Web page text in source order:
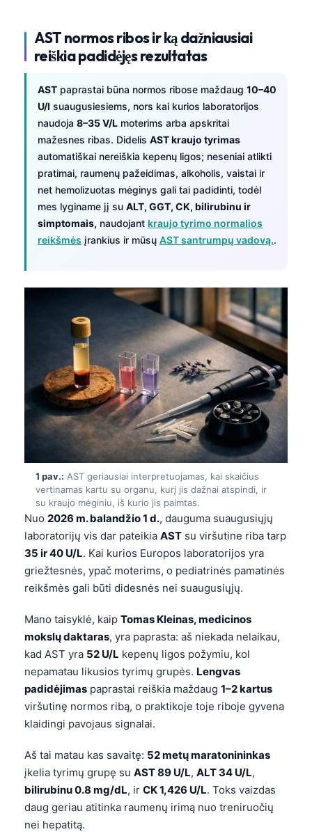
AST normos ribos ir ką dažniausiai
reiškia padidėjęs rezultatas
AST paprastai būna normos ribose maždaug 10–40
U/l suaugusiesiems, nors kai kurios laboratorijos
naudoja 8–35 V/L moterims arba apskritai
mažesnes ribas. Didelis AST kraujo tyrimas
automatiškai nereiškia kepenų ligos; neseniai atlikti
pratimai, raumenų pažeidimas, alkoholis, vaistai ir
net hemolizuotas mėginys gali tai padidinti, todėl
mes lyginame jį su ALT, GGT, CK, bilirubinu ir
simptomais, naudojant kraujo tyrimo normalios
reikšmės įrankius ir mūsų AST santrumpų vadovą..
1 pav.: AST geriausiai interpretuojamas, kai skaičius
vertinamas kartu su organu, kurį jis dažnai atspindi, ir
su kraujo mėginiu, iš kurio jis paimtas.
Nuo 2026 m. balandžio 1 d., dauguma suaugusiųjų
laboratorijų vis dar pateikia AST su viršutine riba tarp
35 ir 40 U/L. Kai kurios Europos laboratorijos yra
griežtesnės, ypač moterims, o pediatrinės pamatinės
reikšmės gali būti didesnės nei suaugusiųjų.
Mano taisyklė, kaip Tomas Kleinas, medicinos
mokslų daktaras, yra paprasta: aš niekada nelaikau,
kad AST yra 52 U/L kepenų ligos požymiu, kol
nepamatau likusios tyrimų grupės. Lengvas
padidėjimas paprastai reiškia maždaug 1–2 kartus
viršutinę normos ribą, o praktikoje toje riboje gyvena
klaidingi pavojaus signalai.
Aš tai matau kas savaitę: 52 metų maratonininkas
įkelia tyrimų grupę su AST 89 U/L, ALT 34 U/L,
bilirubinu 0.8 mg/dL, ir CK 1,426 U/L. Toks vaizdas
daug geriau atitinka raumenų irimą nuo treniruočių
nei hepatitą.